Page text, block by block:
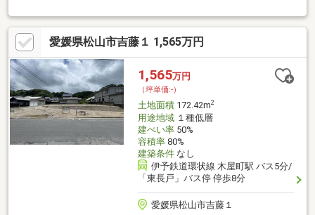
ら、ニーズも高いこちらの売地はいかがでしょうか。第一種低層
住居専用地域では主に1～2階建ての低層住宅がゆったりと立ち並
ぶような住宅街が形成される傾向にあります。平坦地なので、買
い物のときの道のりで負担抑えることができますよ。
愛媛県松山市吉藤１ 1,565万円
1,565万円
（坪単価:-）
土地面積172.42m2
用途地域１種低層
建ぺい率50%
容積率80%
建築条件なし
伊予鉄道環状線 木屋町駅 バス5分/
「東長戸」バス停 停歩8分
愛媛県松山市吉藤１